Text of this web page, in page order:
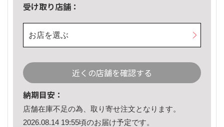
受け取り店舗：
お店を選ぶ
近くの店舗を確認する
納期目安：
店舗在庫不足の為、取り寄せ注文となります。
2026.08.14 19:55頃のお届け予定です。